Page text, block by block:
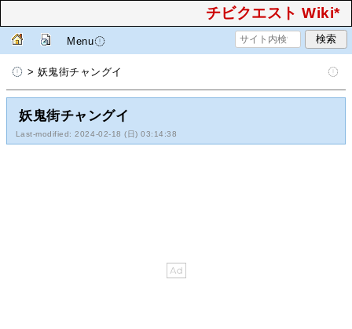
チビクエスト Wiki*
Menu
> 妖鬼街チャングイ
妖鬼街チャングイ
Last-modified: 2024-02-18 (日) 03:14:38